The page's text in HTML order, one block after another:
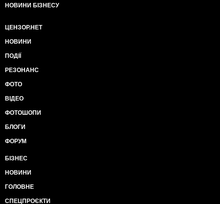
НОВИНИ БІЗНЕСУ
ЦЕНЗОР.НЕТ
НОВИНИ
ПОДІЇ
РЕЗОНАНС
ФОТО
ВІДЕО
ФОТОШОПИ
БЛОГИ
ФОРУМ
БІЗНЕС
НОВИНИ
ГОЛОВНЕ
СПЕЦПРОЄКТИ